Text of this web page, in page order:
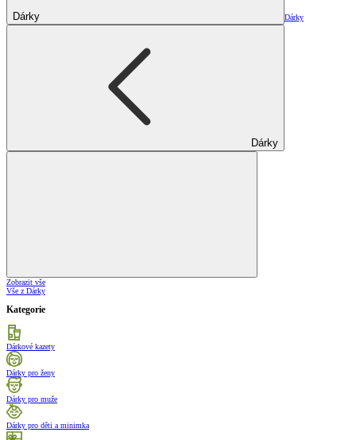
Dárky Dárky
Dárky
Zobrazit vše
Vše z Dárky
Kategorie
Dárkové kazety
Dárky pro ženy
Dárky pro muže
Dárky pro děti a minimka